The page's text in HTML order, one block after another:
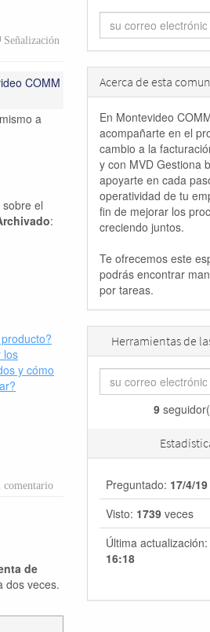
Señalización
COMM
a
el
:
los
y cómo
comentario
de
dos veces.
Acerca de esta
En Montevideo
acompañarte en el
cambio a la
y con MVD Gestiona
apoyarte en cada
operatividad de tu
fin de mejorar los
creciendo juntos.
Te ofrecemos este
podrás encontrar
por tareas.
Herramientas de
9
Preguntado: 17/4/
Visto: 1739 veces
Última actualización:
16:18